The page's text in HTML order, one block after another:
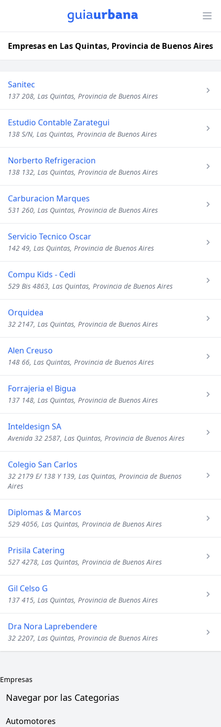
Empresas en Las Quintas, Provincia de Buenos Aires
Sanitec
137 208, Las Quintas, Provincia de Buenos Aires
Estudio Contable Zarategui
138 S/N, Las Quintas, Provincia de Buenos Aires
Norberto Refrigeracion
138 132, Las Quintas, Provincia de Buenos Aires
Carburacion Marques
531 260, Las Quintas, Provincia de Buenos Aires
Servicio Tecnico Oscar
142 49, Las Quintas, Provincia de Buenos Aires
Compu Kids - Cedi
529 Bis 4863, Las Quintas, Provincia de Buenos Aires
Orquidea
32 2147, Las Quintas, Provincia de Buenos Aires
Alen Creuso
148 66, Las Quintas, Provincia de Buenos Aires
Forrajeria el Bigua
137 148, Las Quintas, Provincia de Buenos Aires
Inteldesign SA
Avenida 32 2587, Las Quintas, Provincia de Buenos Aires
Colegio San Carlos
32 2179 E/ 138 Y 139, Las Quintas, Provincia de Buenos
Aires
Diplomas & Marcos
529 4056, Las Quintas, Provincia de Buenos Aires
Prisila Catering
527 4278, Las Quintas, Provincia de Buenos Aires
Gil Celso G
137 415, Las Quintas, Provincia de Buenos Aires
Dra Nora Laprebendere
32 2207, Las Quintas, Provincia de Buenos Aires
Empresas
Navegar por las Categorias
Automotores